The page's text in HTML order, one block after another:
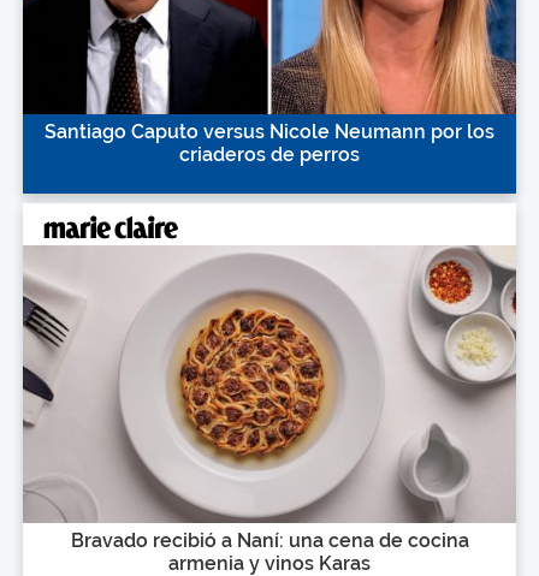
Santiago Caputo versus Nicole Neumann por los
criaderos de perros
Bravado recibió a Naní: una cena de cocina
armenia y vinos Karas